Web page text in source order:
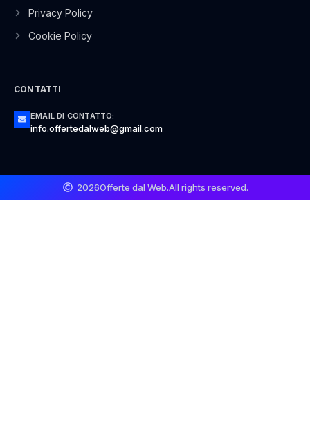
Privacy Policy
Cookie Policy
CONTATTI
EMAIL DI CONTATTO:
info.offertedalweb@gmail.com
2026Offerte dal Web.All rights reserved.